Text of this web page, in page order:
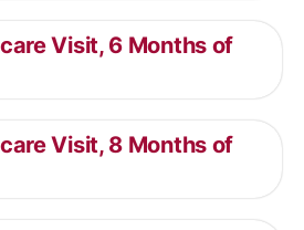
Visit, 6 Months of
Visit, 8 Months of